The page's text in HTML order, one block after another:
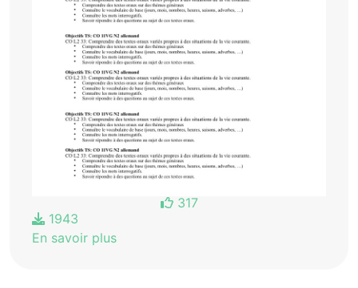
317
1943
En savoir plus